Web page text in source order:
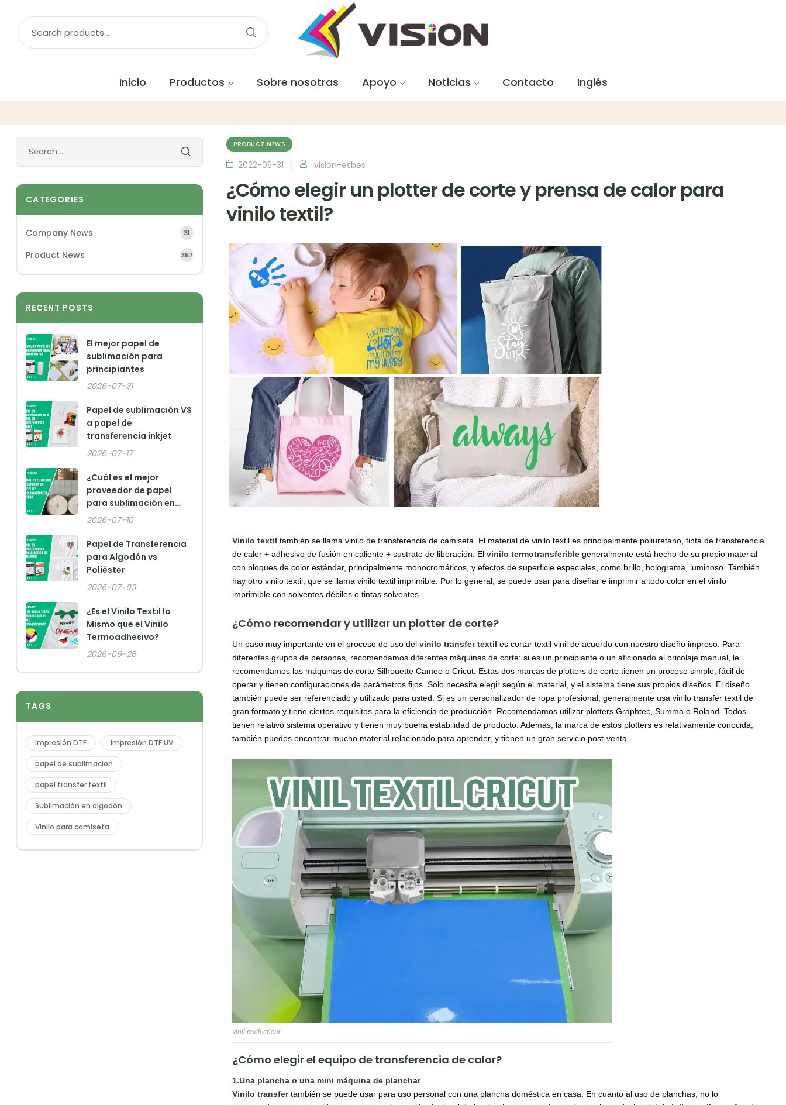
Inicio Productos Sobre nosotras Apoyo Noticias Contacto Inglés
PRODUCT NEWS
2022-05-31 vision-esbes
¿Cómo elegir un plotter de corte y prensa de calor para
vinilo textil?
Vinilo textil también se llama vinilo de transferencia de camiseta. El material de vinilo textil es principalmente poliuretano, tinta de transferencia
de calor + adhesivo de fusión en caliente + sustrato de liberación. El vinilo termotransferible generalmente está hecho de su propio material
con bloques de color estándar, principalmente monocromáticos, y efectos de superficie especiales, como brillo, holograma, luminoso. También
hay otro vinilo textil, que se llama vinilo textil imprimible. Por lo general, se puede usar para diseñar e imprimir a todo color en el vinilo
imprimible con solventes débiles o tintas solventes.
¿Cómo recomendar y utilizar un plotter de corte?
Un paso muy importante en el proceso de uso del vinilo transfer textil es cortar textil vinil de acuerdo con nuestro diseño impreso. Para
diferentes grupos de personas, recomendamos diferentes máquinas de corte: si es un principiante o un aficionado al bricolaje manual, le
recomendamos las máquinas de corte Silhouette Cameo o Cricut. Estas dos marcas de plotters de corte tienen un proceso simple, fácil de
operar y tienen configuraciones de parámetros fijos. Solo necesita elegir según el material, y el sistema tiene sus propios diseños. El diseño
también puede ser referenciado y utilizado para usted. Si es un personalizador de ropa profesional, generalmente usa vinilo transfer textil de
gran formato y tiene ciertos requisitos para la eficiencia de producción. Recomendamos utilizar plotters Graphtec, Summa o Roland. Todos
tienen relativo sistema operativo y tienen muy buena estabilidad de producto. Además, la marca de estos plotters es relativamente conocida,
también puedes encontrar mucho material relacionado para aprender, y tienen un gran servicio post-venta.
vinil textil cricut
¿Cómo elegir el equipo de transferencia de calor?
1.Una plancha o una mini máquina de planchar
Vinilo transfertambién se puede usar para uso personal con una plancha doméstica en casa. En cuanto al uso de planchas, no lo
CATEGORIES
Company News 31
Product News 357
RECENT POSTS
El mejor papel de
sublimación para
principiantes
2026-07-31
Papel de sublimación VS
a papel de
transferencia inkjet
2026-07-17
¿Cuál es el mejor
proveedor de papel
para sublimación en
China?
2026-07-10
Papel de Transferencia
para Algodón vs
Poliéster
2026-07-03
¿Es el Vinilo Textil lo
Mismo que el Vinilo
Termoadhesivo?
2026-06-26
TAGS
Impresión DTF Impresión DTF UV
papel de sublimacion
papel transfer textil
Sublimación en algodón
Vinilo para camiseta